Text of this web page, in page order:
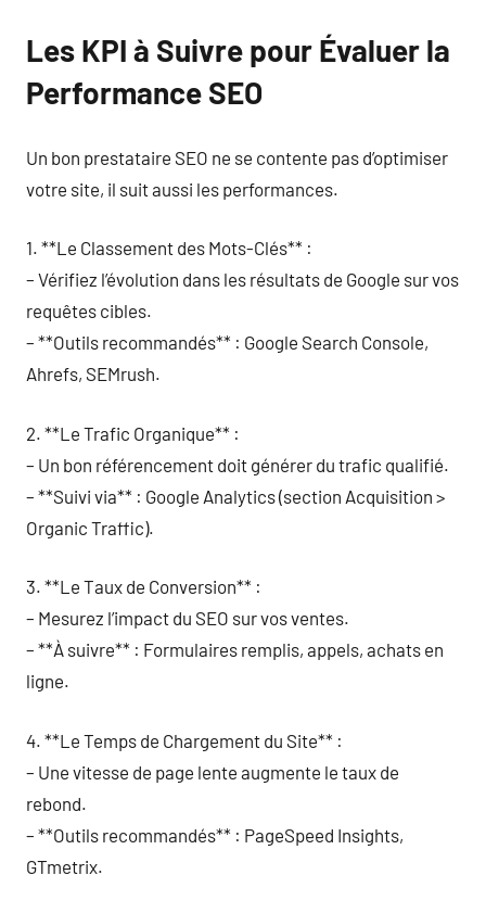
Les KPI à Suivre pour Évaluer la
Performance SEO
Un bon prestataire SEO ne se contente pas d’optimiser
votre site, il suit aussi les performances.
1. **Le Classement des Mots-Clés** :
– Vérifiez l’évolution dans les résultats de Google sur vos
requêtes cibles.
– **Outils recommandés** : Google Search Console,
Ahrefs, SEMrush.
2. **Le Trafic Organique** :
– Un bon référencement doit générer du trafic qualifié.
– **Suivi via** : Google Analytics (section Acquisition >
Organic Traffic).
3. **Le Taux de Conversion** :
– Mesurez l’impact du SEO sur vos ventes.
– **À suivre** : Formulaires remplis, appels, achats en
ligne.
4. **Le Temps de Chargement du Site** :
– Une vitesse de page lente augmente le taux de
rebond.
– **Outils recommandés** : PageSpeed Insights,
GTmetrix.